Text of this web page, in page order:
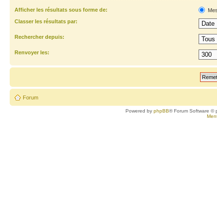
Afficher les résultats sous forme de:
Classer les résultats par:
Rechercher depuis:
Renvoyer les:
Forum
Powered byphpBB® Forum Software ©